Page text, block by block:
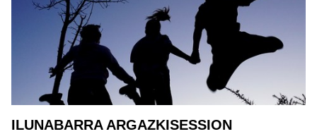
ILUNABARRA ARGAZKISESSION